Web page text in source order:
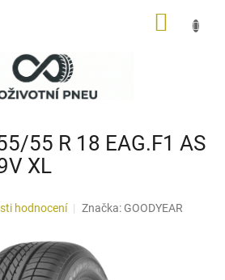
55 R 18 EAG.F1 AS
XL
hodnocení Značka: GOODYEAR